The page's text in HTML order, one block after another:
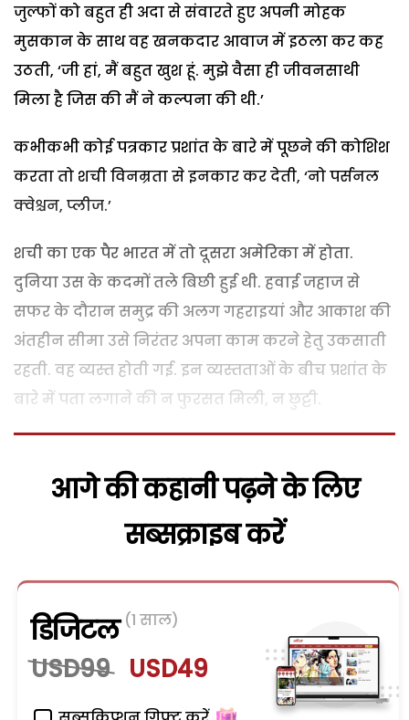
जुल्फों को बहुत ही अदा से संवारते हुए अपनी मोहक
मुसकान के साथ वह खनकदार आवाज में इठला कर कह
उठती, ‘जी हां, मैं बहुत खुश हूं. मुझे वैसा ही जीवनसाथी
मिला है जिस की मैं ने कल्पना की थी.’
कभीकभी कोई पत्रकार प्रशांत के बारे में पूछने की कोशिश
करता तो शची विनम्रता से इनकार कर देती, ‘नो पर्सनल
क्वेश्चन, प्लीज.’
शची का एक पैर भारत में तो दूसरा अमेरिका में होता.
दुनिया उस के कदमों तले बिछी हुई थी. हवाई जहाज से
सफर के दौरान समुद्र की अलग गहराइयां और आकाश की
अंतहीन सीमा उसे निरंतर अपना काम करने हेतु उकसाती
रहती. वह व्यस्त होती गई. इन व्यस्तताओं के बीच प्रशांत के
बारे में पता लगाने की न फुरसत मिली, न छुट्टी.
आगे की कहानी पढ़ने के लिए
सब्सक्राइब करें
डिजिटल (1 साल)
USD99 USD49